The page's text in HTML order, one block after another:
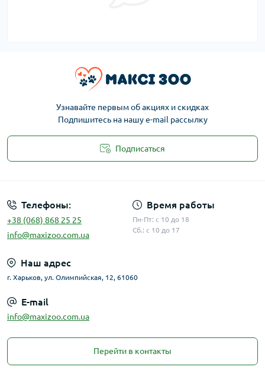
Узнавайте первым об акциях и скидках
Подпишитесь на нашу e-mail рассылку
Подписаться
Телефоны:
+38 (068) 868 25 25
info@maxizoo.com.ua
Время работы
Пн-Пт: с 10 до 18
Сб.: с 10 до 17
Наш адрес
г. Харьков, ул. Олимпийская, 12, 61060
E-mail
info@maxizoo.com.ua
Перейти в контакты